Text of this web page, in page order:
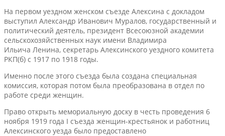
На первом уездном женском съезде Алексина с докладом
выступил Александр Иванович Муралов, государственный и
политический деятель, президент Всесоюзной академии
сельскохозяйственных наук имени Владимира
Ильича Ленина, секретарь Алексинского уездного комитета
РКП(б) с 1917 по 1918 годы.
Именно после этого съезда была создана специальная
комиссия, которая потом была преобразована в отдел по
работе среди женщин.
Право открыть мемориальную доску в честь проведения 6
ноября 1919 года I съезда женщин-крестьянок и работниц
Алексинского уезда было предоставлено